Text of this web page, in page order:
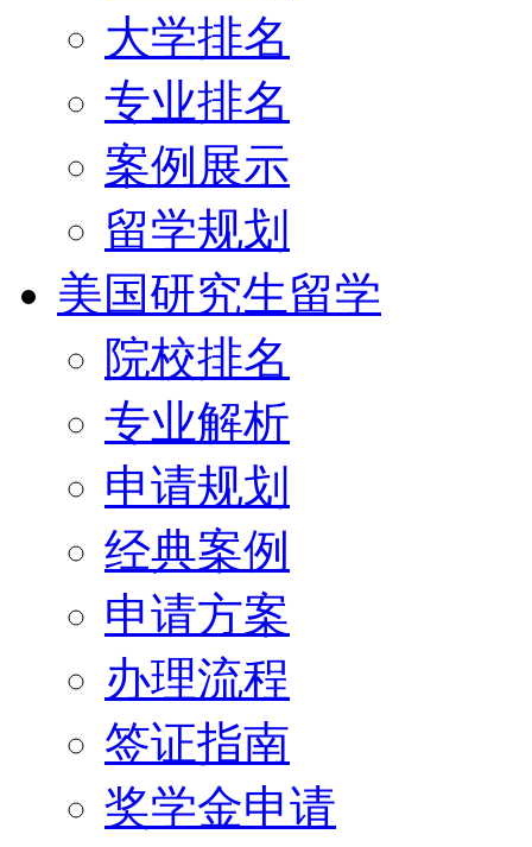
大学排名
专业排名
案例展示
留学规划
美国研究生留学
院校排名
专业解析
申请规划
经典案例
申请方案
办理流程
签证指南
奖学金申请